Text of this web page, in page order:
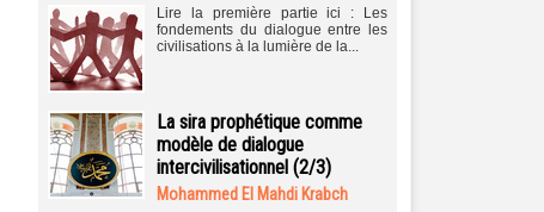
Lire la première partie ici : Les
fondements du dialogue entre les
civilisations à la lumière de la...
La sira prophétique comme
modèle de dialogue
intercivilisationnel (2/3)
Mohammed El Mahdi Krabch